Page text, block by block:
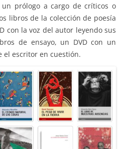
prólogo a cargo de críticos o
libros de la colección de poesía
con la voz del autor leyendo sus
de ensayo, un DVD con un
escritor en cuestión.